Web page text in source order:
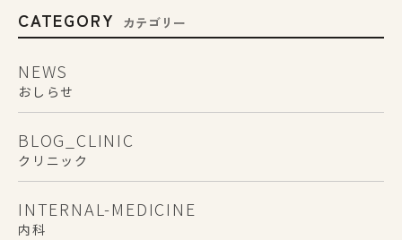
CATEGORY カテゴリー
NEWS
おしらせ
BLOG_CLINIC
クリニック
INTERNAL-MEDICINE
内科